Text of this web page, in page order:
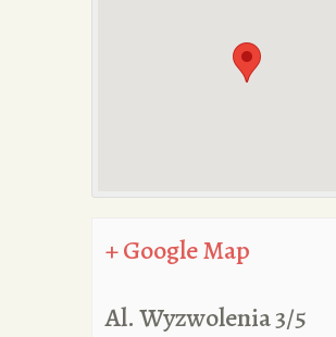
+ Google Map
Al. Wyzwolenia 3/5